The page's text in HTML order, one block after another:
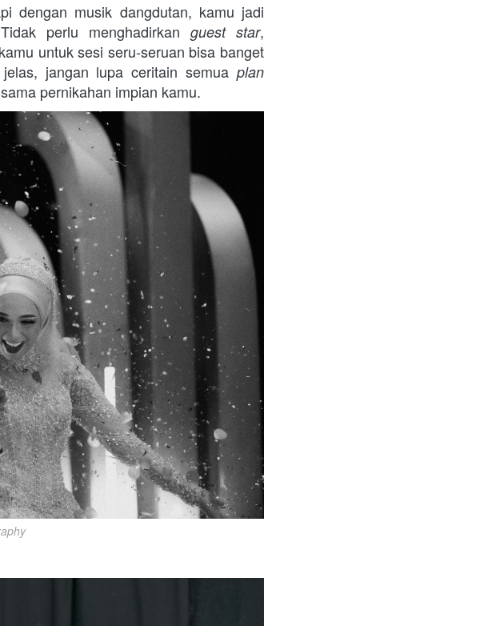
dengan musik dangdutan, kamu jadi
perlu menghadirkan guest star,
untuk sesi seru-seruan bisa banget
jangan lupa ceritain semua
pernikahan impian kamu.